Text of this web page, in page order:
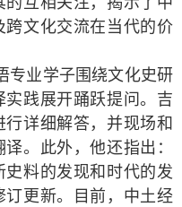
跨文化交流在当代的价
专业学子围绕文化史研
践展开踊跃提问。吉
详细解答，并现场和
。此外，他还指出：
史料的发现和时代的发
更新。目前，中土经